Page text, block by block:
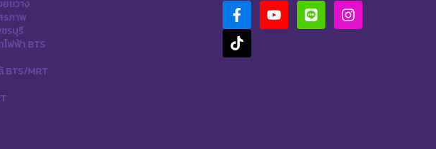
ยขวาง
รภาพ
ชรบุรี
ฟฟ้า BTS
BTS/MRT